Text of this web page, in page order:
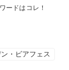
ードはコレ！
・ビアフェス